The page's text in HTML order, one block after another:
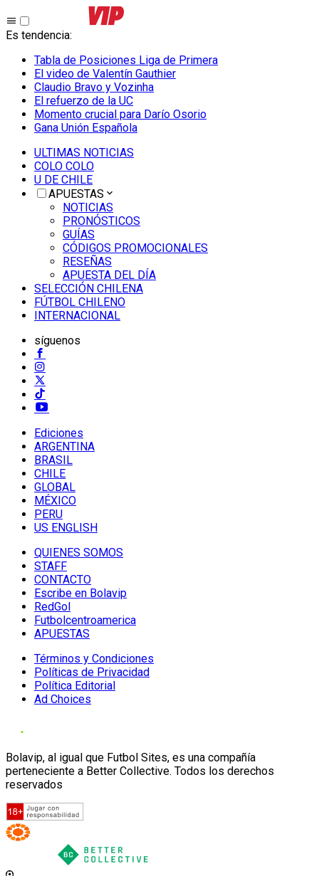
Es tendencia:
Tabla de Posiciones Liga de Primera
El video de Valentín Gauthier
Claudio Bravo y Vozinha
El refuerzo de la UC
Momento crucial para Darío Osorio
Gana Unión Española
ULTIMAS NOTICIAS
COLO COLO
U DE CHILE
APUESTAS
NOTICIAS
PRONÓSTICOS
GUÍAS
CÓDIGOS PROMOCIONALES
RESEÑAS
APUESTA DEL DÍA
SELECCIÓN CHILENA
FÚTBOL CHILENO
INTERNACIONAL
síguenos
Ediciones
ARGENTINA
BRASIL
CHILE
GLOBAL
MÉXICO
PERU
US ENGLISH
QUIENES SOMOS
STAFF
CONTACTO
Escribe en Bolavip
RedGol
Futbolcentroamerica
APUESTAS
Términos y Condiciones
Políticas de Privacidad
Política Editorial
Ad Choices
Bolavip, al igual que Futbol Sites, es una compañía
perteneciente a Better Collective. Todos los derechos
reservados